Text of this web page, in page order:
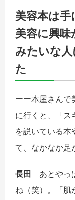
美容本は
美容に興味
みたいな
た
ーー本屋さんで
に行くと、「ス
を説いている本
て、なかなか足
長田 あとやっ
ね（笑）。「